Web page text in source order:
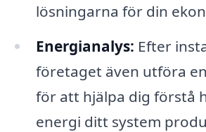
lösningarna för din
Energianalys: Efter
företaget även utföra
för att hjälpa dig förstå
energi ditt system